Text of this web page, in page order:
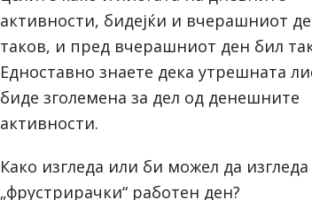
активности, бидејќи и вчерашниот
таков, и пред вчерашниот ден бил
Едноставно знаете дека утрешната
биде зголемена за дел од денешните
активности.
Како изгледа или би можел да
„фрустрирачки“ работен ден?